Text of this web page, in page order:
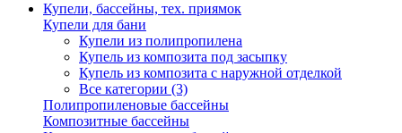
Купели, бассейны, тех. приямок
Купели для бани
Купели из полипропилена
Купель из композита под засыпку
Купель из композита с наружной отделкой
Все категории (3)
Полипропиленовые бассейны
Композитные бассейны